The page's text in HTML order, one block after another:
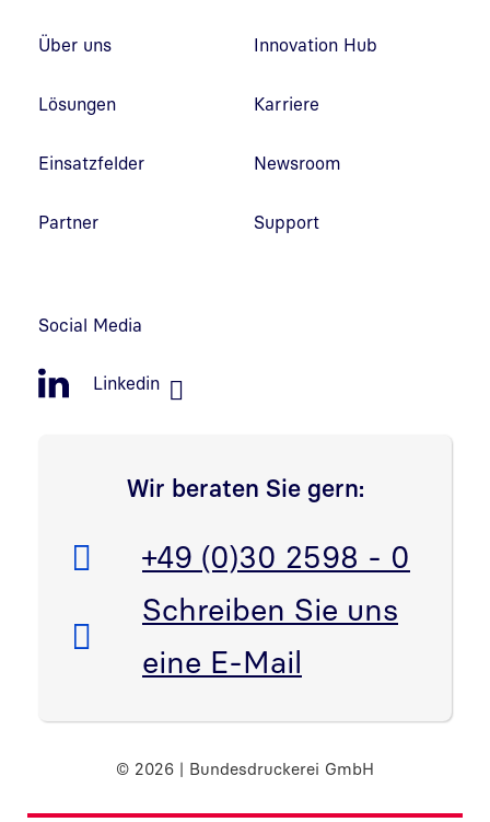
Über uns
Lösungen
Einsatzfelder
Partner
Innovation Hub
Karriere
Newsroom
Support
Social Media
Linkedin
Wir beraten Sie gern:
Telefon:
+49 (0)30 2598 - 0
E-Mail:
Schreiben Sie uns
eine E-Mail
© 2026 | Bundesdruckerei GmbH